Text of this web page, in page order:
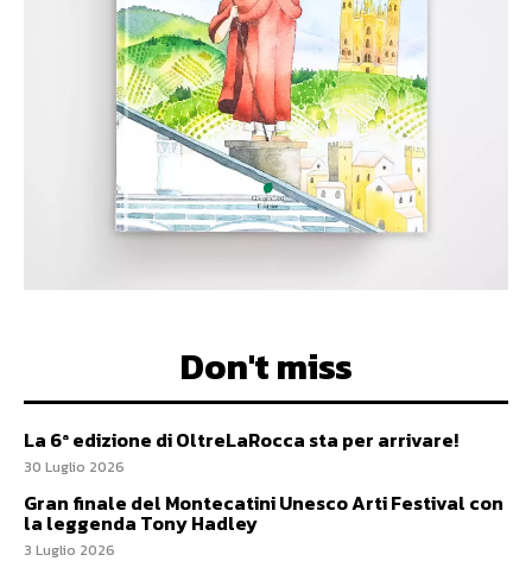
Don't miss
La 6ª edizione di OltreLaRocca sta per arrivare!
30 Luglio 2026
Gran finale del Montecatini Unesco Arti Festival con
la leggenda Tony Hadley
3 Luglio 2026